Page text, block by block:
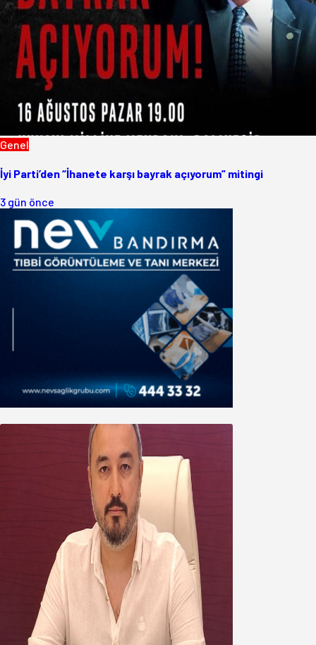
Genel
İyi Parti’den “İhanete karşı bayrak açıyorum” mitingi
3 gün önce
Oğuzbeyi’nden Balıkesirspor
yönetimine cevap : Herkes kendine
yakışanı yapar, buluttan nem
kapmayın!
07 Ağustos 2026